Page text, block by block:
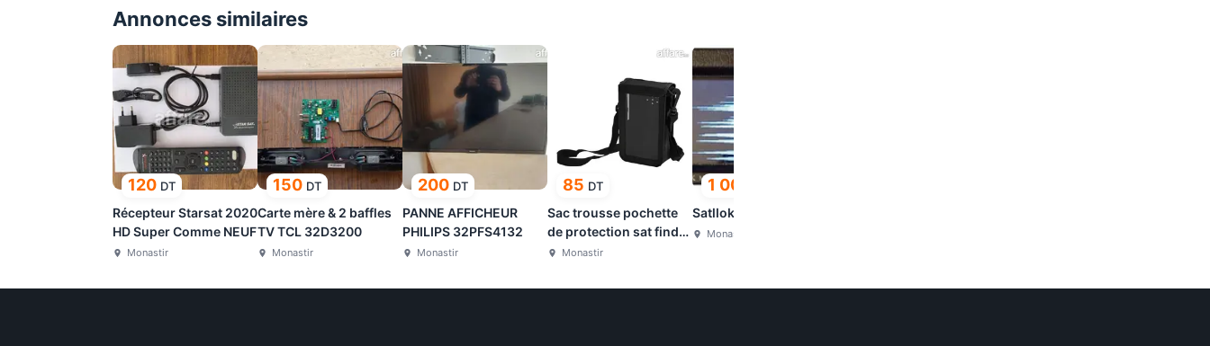
Annonces similaires
120 DT
Récepteur Starsat 2020
HD Super Comme NEUF
Monastir
150 DT
Carte mère & 2 baffles
TV TCL 32D3200
Monastir
200 DT
PANNE AFFICHEUR
PHILIPS 32PFS4132
Monastir
85 DT
Sac trousse pochette
de protection sat finder
gt media v8
Monastir
1 000
Satllok Mark 4 fta
Monastir